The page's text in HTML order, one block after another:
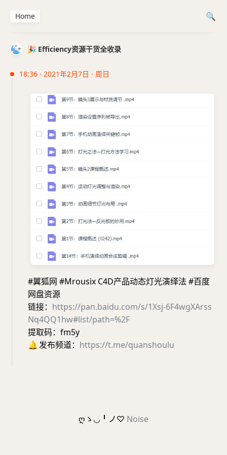
🎉 Efficiency资源干货全收录
18:36 · 2021年2月7日 · 周日
#翼狐网 #Mrousix C4D产品动态灯光演绎法 #百度
网盘资源
链接： https://pan.baidu.com/s/1Xsj-6F4wgXArss
Nq4QQ1hw#list/path=%2F
提取码：fm5y
🔔发布频道： https://t.me/quanshoulu
Home
ღゝ◡╹ノ♡ Noise